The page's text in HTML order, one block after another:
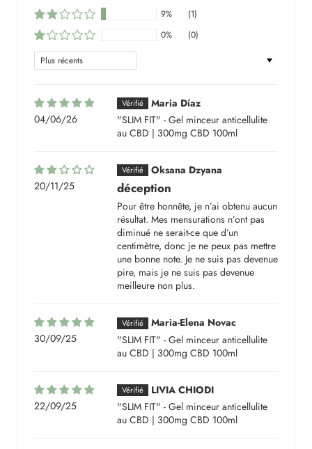
9%
(1)
0%
(0)
Sort by
04/06/26
Maria Díaz
"SLIM FIT" - Gel minceur anticellulite
au CBD | 300mg CBD 100ml
20/11/25
Oksana Dzyana
déception
Pour être honnête, je n’ai obtenu aucun
résultat. Mes mensurations n’ont pas
diminué ne serait-ce que d’un
centimètre, donc je ne peux pas mettre
une bonne note. Je ne suis pas devenue
pire, mais je ne suis pas devenue
meilleure non plus.
30/09/25
Maria-Elena Novac
"SLIM FIT" - Gel minceur anticellulite
au CBD | 300mg CBD 100ml
22/09/25
LIVIA CHIODI
"SLIM FIT" - Gel minceur anticellulite
au CBD | 300mg CBD 100ml